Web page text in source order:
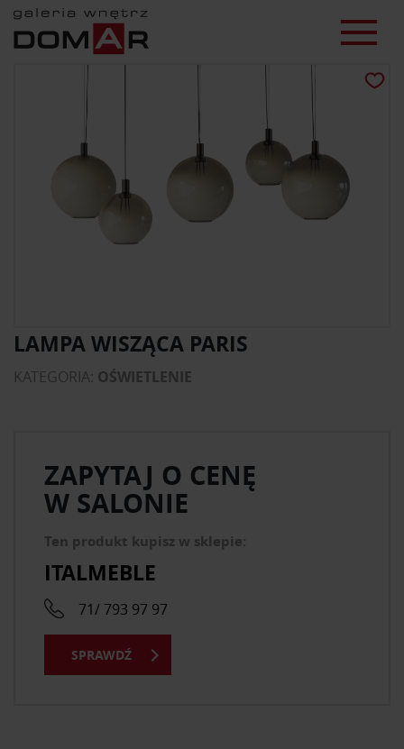
LAMPA WISZĄCA PARIS
KATEGORIA: OŚWIETLENIE
ZAPYTAJ O CENĘ
W SALONIE
Ten produkt kupisz w sklepie:
ITALMEBLE
71/ 793 97 97
SPRAWDŹ